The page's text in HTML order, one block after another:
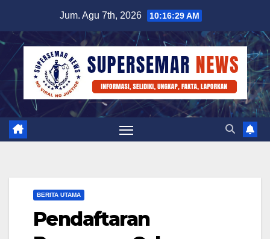
content
Jum. Agu 7th, 2026 10:16:30 AM
BERITA UTAMA
Pendaftaran